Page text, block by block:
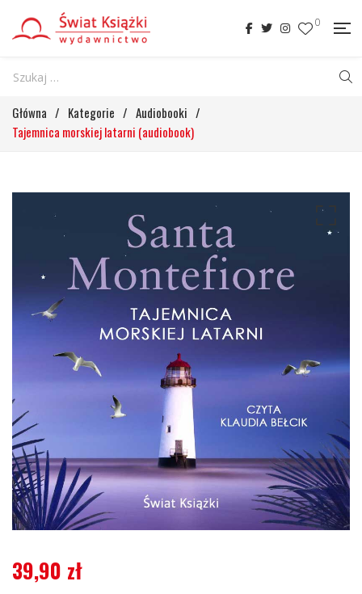
0
Główna / Kategorie / Audiobooki /
Tajemnica morskiej latarni (audiobook)
39,90 zł